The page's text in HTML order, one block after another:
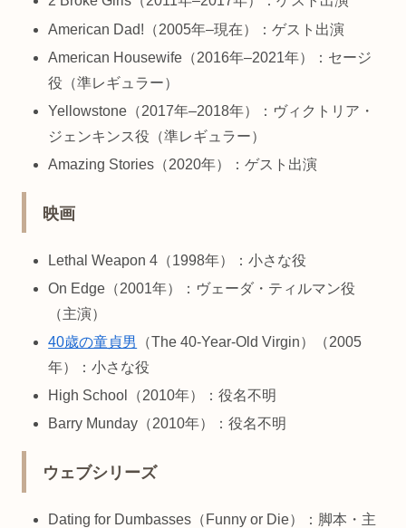
American Dad!（2005年–現在）：ゲスト出演
American Housewife（2016年–2021年）：セージ
役（準レギュラー）
Yellowstone（2017年–2018年）：ヴィクトリア・
ジェンキンス役（準レギュラー）
Amazing Stories（2020年）：ゲスト出演
映画
Lethal Weapon 4（1998年）：小さな役
On Edge（2001年）：ヴェーダ・ティルマン役
（主演）
40歳の童貞男
（The 40-Year-Old Virgin）（2005
年）：小さな役
High School（2010年）：役名不明
Barry Munday（2010年）：役名不明
ウェブシリーズ
Dating for Dumbasses（Funny or Die）：脚本・主